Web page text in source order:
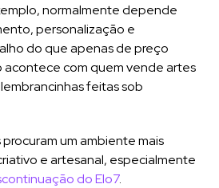
normalmente depende
personalização e
do que apenas de preço
acontece com quem vende artes
feitas sob
procuram um ambiente mais
e artesanal, especialmente
do Elo7.